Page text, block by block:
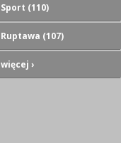
Sport (110)
Ruptawa (107)
więcej ›